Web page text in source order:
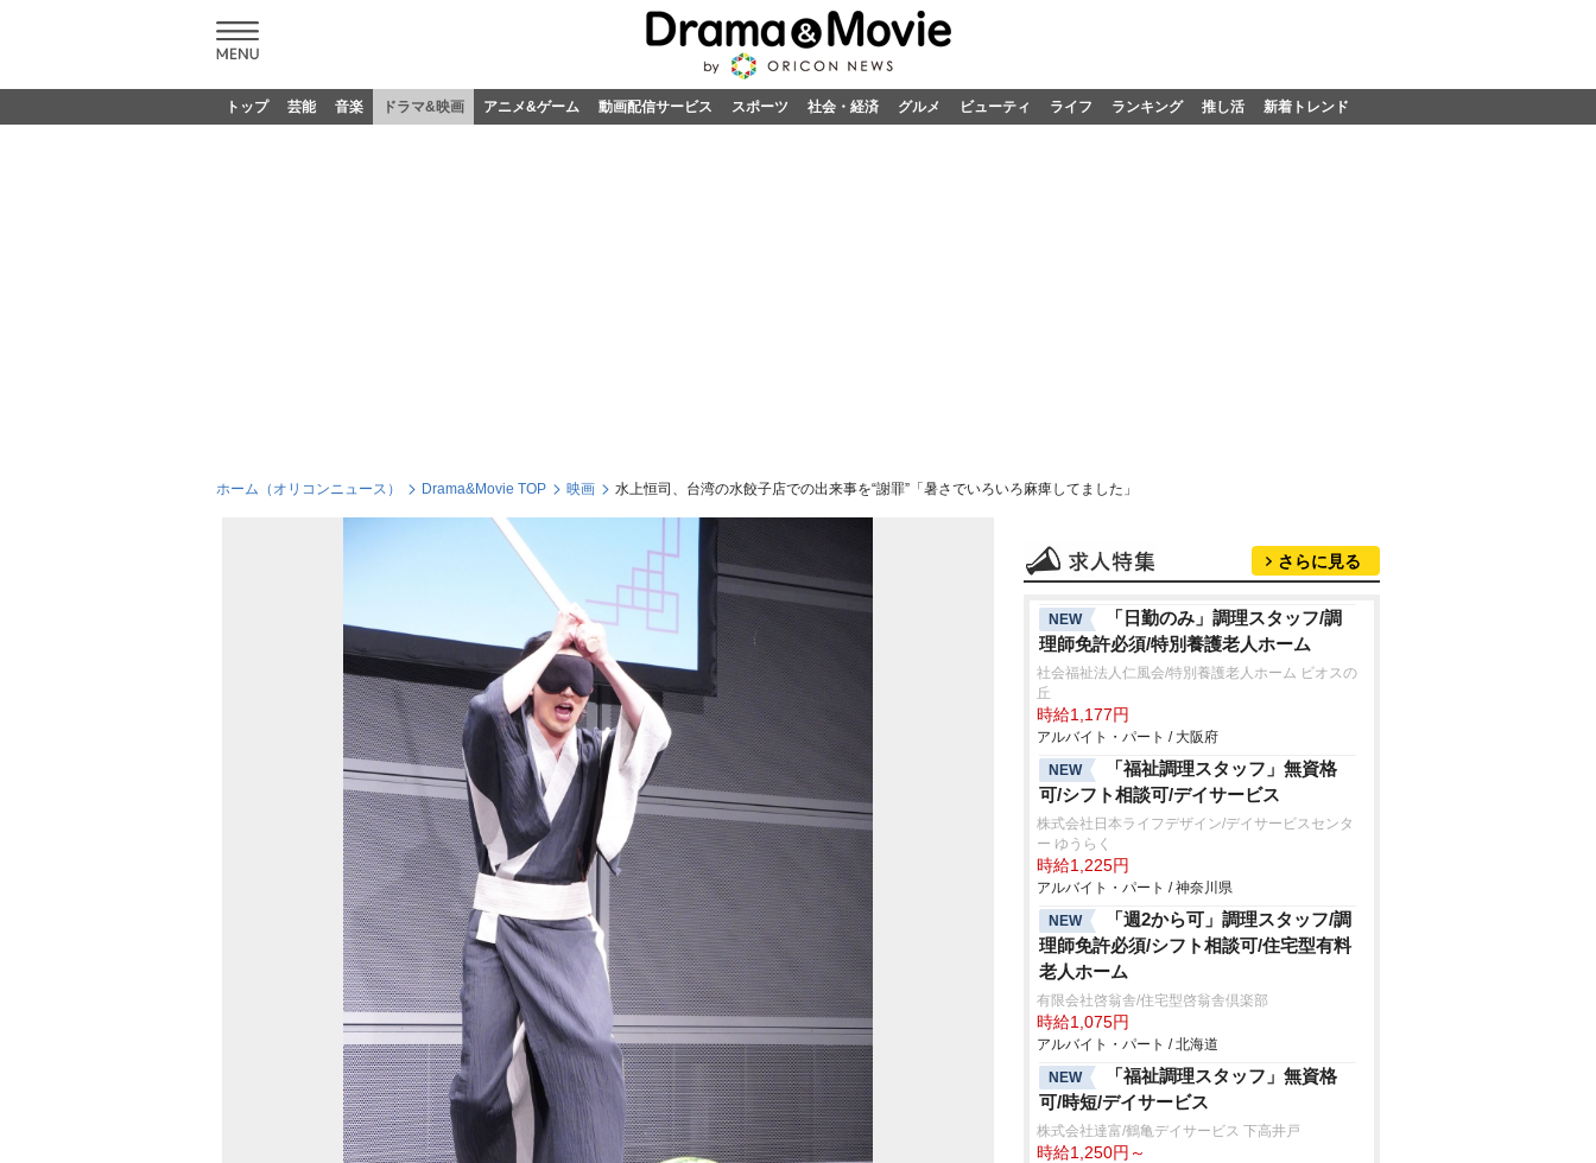
トップ 芸能 音楽 ドラマ&映画 アニメ&ゲーム 動画配信サービス スポーツ 社会・経済 グルメ ビューティ ライフ ランキング 推し活 新着トレンド
ホーム（オリコンニュース） Drama&Movie TOP 映画 水上恒司、台湾の水餃子店での出来事を“謝罪”「暑さでいろいろ麻痺してました」
さらに見る
NEW
「日勤のみ」調理スタッフ/調
理師免許必須/特別養護老人ホーム
社会福祉法人仁風会/特別養護老人ホーム ビオスの
丘
時給1,177円
アルバイト・パート / 大阪府
NEW
「福祉調理スタッフ」無資格
可/シフト相談可/デイサービス
株式会社日本ライフデザイン/デイサービスセンタ
ー ゆうらく
時給1,225円
アルバイト・パート / 神奈川県
NEW
「週2から可」調理スタッフ/調
理師免許必須/シフト相談可/住宅型有料
老人ホーム
有限会社啓翁舎/住宅型啓翁舎倶楽部
時給1,075円
アルバイト・パート / 北海道
NEW
「福祉調理スタッフ」無資格
可/時短/デイサービス
株式会社達富/鶴亀デイサービス 下高井戸
時給1,250円～